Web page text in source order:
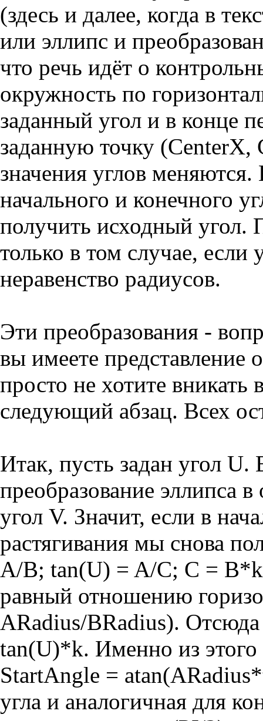
(здесь и далее, когда в
или эллипс и
что речь идёт о
окружность по
заданный угол и в конце
заданную точку
значения углов
начального и конечного
получить исходный угол.
только в том случае, если
неравенство радиусов.
Эти преобразования -
вы имеете
просто не хотите вникать
следующий абзац. Всех
Итак, пусть задан угол U.
преобразование эллипса
угол V. Значит, если в
растягивания мы снова
A/B; tan(U) = A/C; C =
равный отношению
ARadius/BRadius).
tan(U)*k. Именно из
StartAngle =
угла и аналогичная для